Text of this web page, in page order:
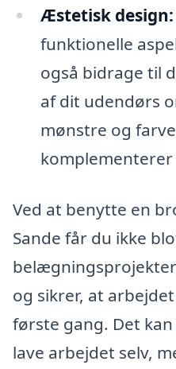
Æstetisk design:
funktionelle
også bidrage til
af dit udendørs
mønstre og
Ved at benytte en
Sande får du ikke
og sikrer, at
første gang. Det
lave arbejdet selv,